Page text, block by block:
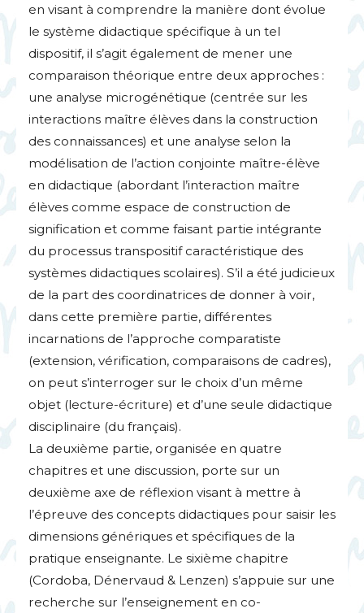
en visant à comprendre la manière dont évolue
le système didactique spécifique à un tel
dispositif, il s’agit également de mener une
comparaison théorique entre deux approches :
une analyse microgénétique (centrée sur les
interactions maître élèves dans la construction
des connaissances) et une analyse selon la
modélisation de l’action conjointe maître-élève
en didactique (abordant l’interaction maître
élèves comme espace de construction de
signification et comme faisant partie intégrante
du processus transpositif caractéristique des
systèmes didactiques scolaires). S’il a été judicieux
de la part des coordinatrices de donner à voir,
dans cette première partie, différentes
incarnations de l’approche comparatiste
(extension, vérification, comparaisons de cadres),
on peut s’interroger sur le choix d’un même
objet (lecture-écriture) et d’une seule didactique
disciplinaire (du français).
La deuxième partie, organisée en quatre
chapitres et une discussion, porte sur un
deuxième axe de réflexion visant à mettre à
l’épreuve des concepts didactiques pour saisir les
dimensions génériques et spécifiques de la
pratique enseignante. Le sixième chapitre
(Cordoba, Dénervaud & Lenzen) s’appuie sur une
recherche sur l’enseignement en co-